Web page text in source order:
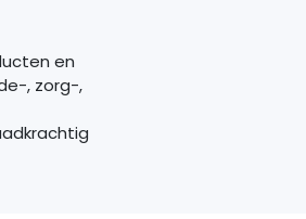
en
, zorg-,